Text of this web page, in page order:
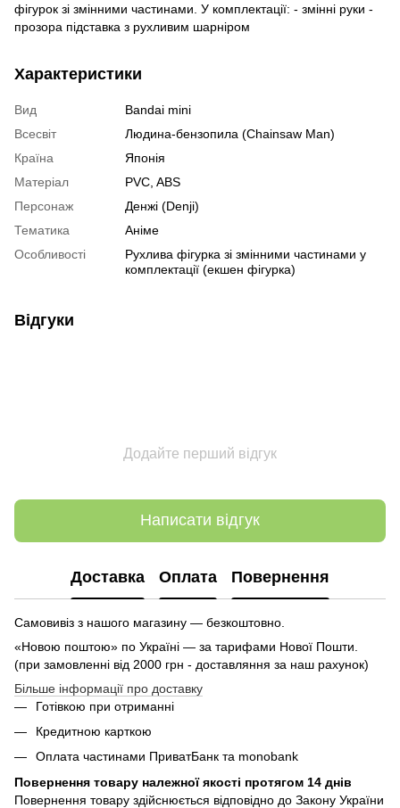
фігурок зі змінними частинами. У комплектації: - змінні руки -
прозора підставка з рухливим шарніром
Характеристики
Вид
Bandai mini
Всесвіт
Людина-бензопила (Chainsaw Man)
Країна
Японія
Матеріал
PVC, ABS
Персонаж
Денжі (Denji)
Тематика
Аніме
Особливості
Рухлива фігурка зі змінними частинами у
комплектації (екшен фігурка)
Відгуки
Додайте перший відгук
Написати відгук
Доставка Оплата Повернення
Самовивіз з нашого магазину — безкоштовно.
«Новою поштою» по Україні — за тарифами Нової Пошти.
(при замовленні від 2000 грн - доставляння за наш рахунок)
Більше інформації про доставку
Готівкою при отриманні
Кредитною карткою
Оплата частинами ПриватБанк та monobank
Повернення товару належної якості протягом 14 днів
Повернення товару здійснюється відповідно до Закону України